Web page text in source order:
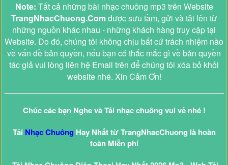
Note: Tất cả những bài nhạc chuông mp3 trên Website
TrangNhacChuong.Comđược sưu tầm, gửi và tải lên từ
những nguồn khác nhau - những khách hàng truy cập tại
Website. Do đó, chúng tôi không chịu bất cứ trách nhiệm nào
về vấn đề bản quyền, nếu bạn có thắc mắc gì về bản quyền
tác giả vui lòng liên hệ Email trên để chúng tôi xóa bỏ khỏi
website nhé. Xin Cảm Ơn!
Chúc các bạn Nghe và Tải nhạc chuông vui vẻ nhé !
Tải Nhạc Chuông Hay Nhất từ TrangNhacChuong là hoàn
toàn Miễn phí